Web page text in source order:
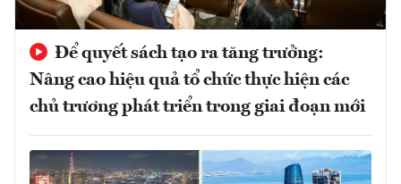
Để quyết sách tạo ra tăng trưởng:
Nâng cao hiệu quả tổ chức thực hiện các
chủ trương phát triển trong giai đoạn mới